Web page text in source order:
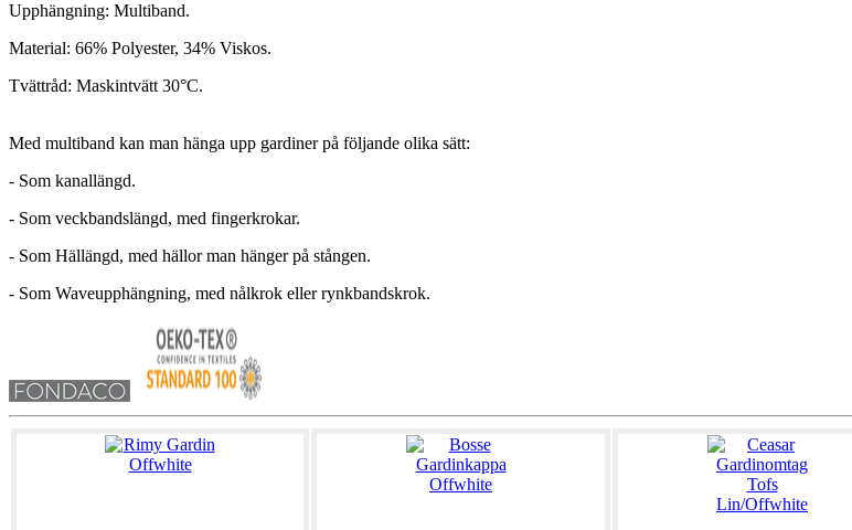
Upphängning: Multiband.
Material: 66% Polyester, 34% Viskos.
Tvättråd: Maskintvätt 30°C.
Med multiband kan man hänga upp gardiner på följande olika sätt:
- Som kanallängd.
- Som veckbandslängd, med fingerkrokar.
- Som Hällängd, med hällor man hänger på stången.
- Som Waveupphängning, med nålkrok eller rynkbandskrok.